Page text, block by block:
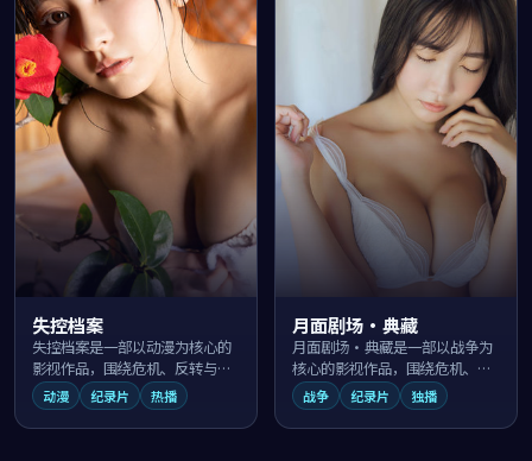
失控档案
失控档案是一部以动漫为核心的
影视作品，围绕危机、反转与人
物成长展开，整体节奏紧凑，值
得推荐观看。
动漫 纪录片 热播
月面剧场·典藏
月面剧场·典藏是一部以战争为
核心的影视作品，围绕危机、反
转与人物成长展开，整体节奏紧
凑，值得推荐观看。
战争 纪录片 独播